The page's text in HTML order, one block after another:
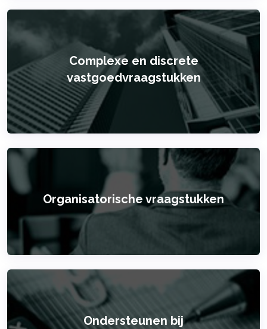
Complexe en discrete
vastgoedvraagstukken
Organisatorische vraagstukken
Ondersteunen bij